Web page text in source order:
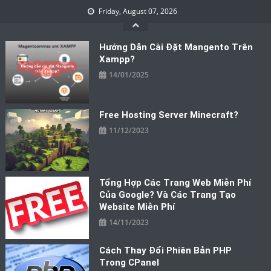
Friday, August 07, 2026
Hướng Dẫn Cài Đặt Mangento Trên
Xampp?
14/01/2025
Free Hosting Server Minecraft?
11/12/2023
Tổng Hợp Các Trang Web Miễn Phí
Của Google? Và Các Trang Tạo
Website Miễn Phí
14/11/2023
Cách Thay Đổi Phiên Bản PHP
Trong CPanel